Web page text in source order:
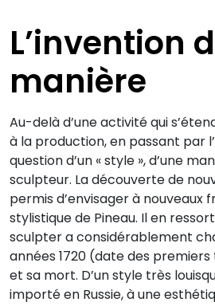
L’invention
manière
Au-delà d’une activité qui
à la production, en passant par
question d’un « style », d’une
sculpteur. La découverte de
permis d’envisager à nouveaux
stylistique de Pineau. Il en
sculpter a considérablement
années 1720 (date des
et sa mort. D’un style très
importé en Russie, à une